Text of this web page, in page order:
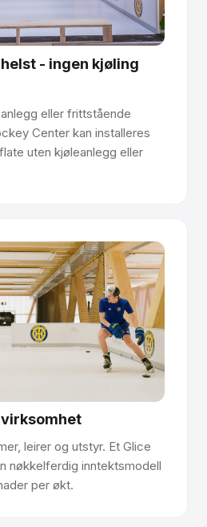
- ingen kjøling
eller frittstående
Center kan installeres
uten kjøleanlegg eller
leirer og utstyr. Et Glice
nøkkelferdig inntektsmodell
per økt.